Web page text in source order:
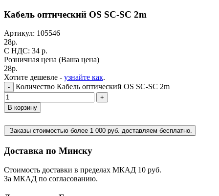
Кабель оптический OS SC-SC 2m
Артикул: 105546
28р.
C НДС: 34 р.
Розничная цена (Ваша цена)
28р.
Хотите дешевле - узнайте как.
- Количество Кабель оптический OS SC-SC 2m
+
В корзину
Заказы стоимостью более 1 000 руб. доставляем бесплатно.
Доставка по Минску
Стоимость доставки в пределах МКАД 10 руб.
За МКАД по согласованию.